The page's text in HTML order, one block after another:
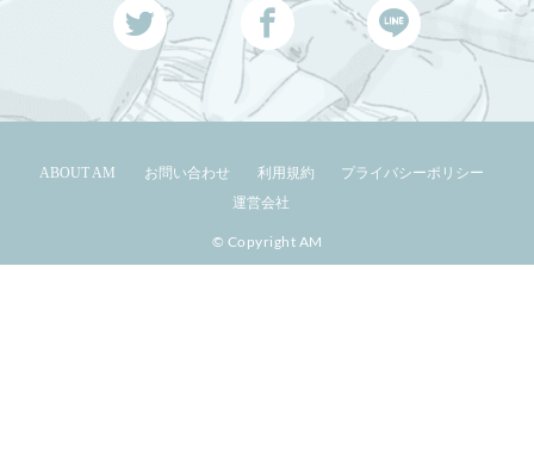
ABOUT AM お問い合わせ 利用規約
プライバシーポリシー
運営会社
© Copyright AM